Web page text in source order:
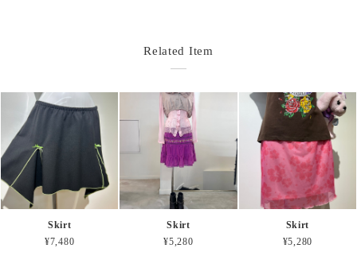
Related Item
Skirt
¥7,480
Skirt
¥5,280
Skirt
¥5,280